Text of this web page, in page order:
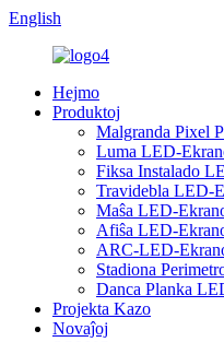
English
Hejmo
Produktoj
Malgranda Pixel
Luma LED-
Fiksa Instalado
Travidebla LED-
Maŝa LED-
Afiŝa LED-
ARC-LED-
Stadiona
Danca Planka
Projekta Kazo
Novaĵoj